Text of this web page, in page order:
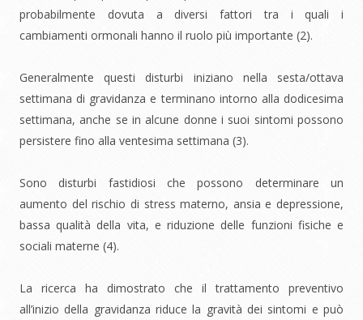
probabilmente dovuta a diversi fattori tra i quali i
cambiamenti ormonali hanno il ruolo più importante (2).
Generalmente questi disturbi iniziano nella sesta/ottava
settimana di gravidanza e terminano intorno alla dodicesima
settimana, anche se in alcune donne i suoi sintomi possono
persistere fino alla ventesima settimana (3).
Sono disturbi fastidiosi che possono determinare un
aumento del rischio di stress materno, ansia e depressione,
bassa qualità della vita, e riduzione delle funzioni fisiche e
sociali materne (4).
La ricerca ha dimostrato che il trattamento preventivo
all’inizio della gravidanza riduce la gravità dei sintomi e può